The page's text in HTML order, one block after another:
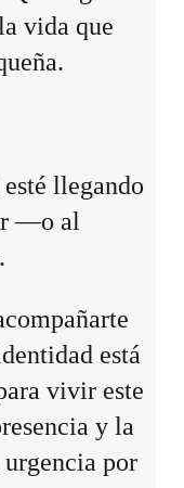
vida que
esté llegando
—o al
está
vivir este
y la
urgencia por